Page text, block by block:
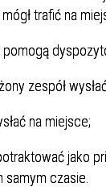
trafić na
zespół
na miejsce;
jako
samym czasie.